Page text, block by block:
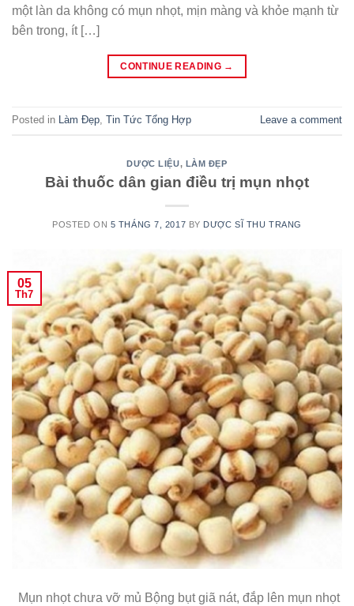
một làn da không có mụn nhọt, mịn màng và khỏe mạnh từ
bên trong, ít […]
CONTINUE READING →
Posted in Làm Đẹp, Tin Tức Tổng Hợp Leave a comment
DƯỢC LIỆU, LÀM ĐẸP
Bài thuốc dân gian điều trị mụn nhọt
POSTED ON 5 THÁNG 7, 2017 BY DƯỢC SĨ THU TRANG
05
Th7
Mụn nhọt chưa vỡ mủ Bộng bụt giã nát, đắp lên mụn nhọt